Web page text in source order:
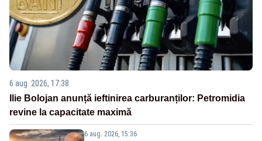
6 aug. 2026, 17:38
Ilie Bolojan anunță ieftinirea carburanților: Petromidia
revine la capacitate maximă
6 aug. 2026, 15:36